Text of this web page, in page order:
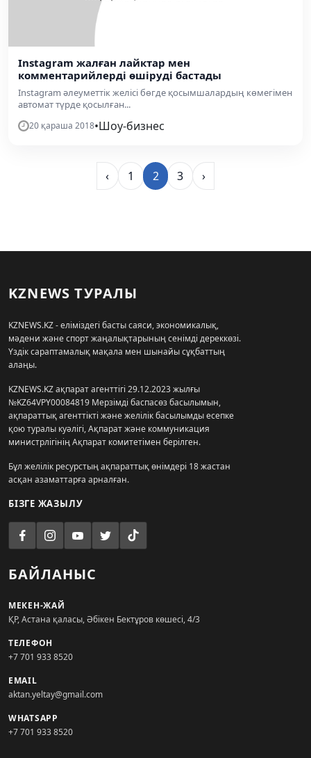
Instagram жалған лайктар мен
комментарийлерді өшіруді бастады
Instagram әлеуметтік желісі бөгде қосымшалардың көмегімен
автомат түрде қосылған...
20 қараша 2018•Шоу-бизнес
‹ 1 2 3 ›
KZNEWS ТУРАЛЫ
KZNEWS.KZ - еліміздегі басты саяси, экономикалық,
мәдени және спорт жаңалықтарының сенімді дереккөзі.
Үздік сараптамалық мақала мен шынайы сұқбаттың
алаңы.
KZNEWS.KZ ақпарат агенттігі 29.12.2023 жылғы
№KZ64VPY00084819 Мерзімді баспасөз басылымын,
ақпараттық агенттікті және желілік басылымды есепке
қою туралы куәлігі, Ақпарат және коммуникация
министрлігінің Ақпарат комитетімен берілген.
Бұл желілік ресурстың ақпараттық өнімдері 18 жастан
асқан азаматтарға арналған.
БІЗГЕ ЖАЗЫЛУ
БАЙЛАНЫС
МЕКЕН-ЖАЙ
ҚР, Астана қаласы, Әбікен Бектұров көшесі, 4/3
ТЕЛЕФОН
+7 701 933 8520
EMAIL
aktan.yeltay@gmail.com
WHATSAPP
+7 701 933 8520